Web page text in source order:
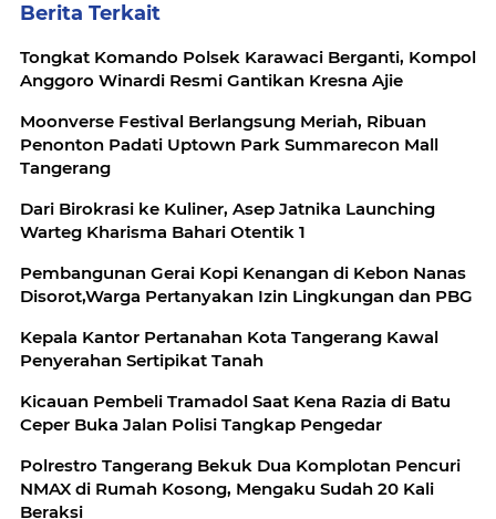
Berita Terkait
Tongkat Komando Polsek Karawaci Berganti, Kompol
Anggoro Winardi Resmi Gantikan Kresna Ajie
Moonverse Festival Berlangsung Meriah, Ribuan
Penonton Padati Uptown Park Summarecon Mall
Tangerang
Dari Birokrasi ke Kuliner, Asep Jatnika Launching
Warteg Kharisma Bahari Otentik 1
Pembangunan Gerai Kopi Kenangan di Kebon Nanas
Disorot,Warga Pertanyakan Izin Lingkungan dan PBG
Kepala Kantor Pertanahan Kota Tangerang Kawal
Penyerahan Sertipikat Tanah
Kicauan Pembeli Tramadol Saat Kena Razia di Batu
Ceper Buka Jalan Polisi Tangkap Pengedar
Polrestro Tangerang Bekuk Dua Komplotan Pencuri
NMAX di Rumah Kosong, Mengaku Sudah 20 Kali
Beraksi